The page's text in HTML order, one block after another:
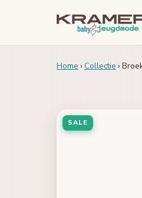
Home › Collectie ›
SALE